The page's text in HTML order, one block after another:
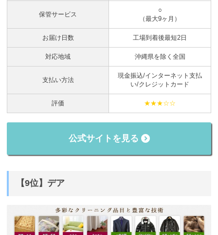
保管サービス
○
（最大9ヶ月）
お届け日数 工場到着後最短2日
対応地域 沖縄県を除く全国
支払い方法
現金振込/インターネット支払
い/クレジットカード
評価 ★★★☆☆
公式サイトを見る
【9位】デア